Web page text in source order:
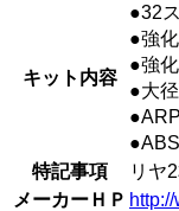
キット内容
●32
●強
●強
●大
特記事項
リヤ
メーカーＨＰ